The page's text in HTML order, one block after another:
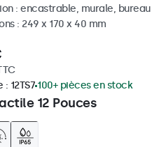
: encastrable, murale, bureau
: 249 x 170 x 40 mm
12 Pouces
: 12TS7 100+ pièces en stock